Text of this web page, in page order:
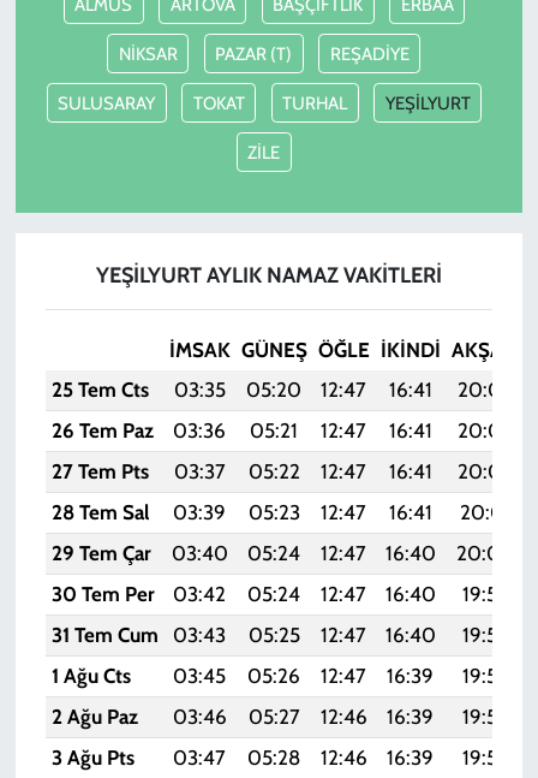
NİKSAR PAZAR (T) REŞADİYE
SULUSARAY TOKAT TURHAL YEŞİLYURT
ZİLE
YEŞİLYURT AYLIK NAMAZ VAKITLERI
İMSAK GÜNEŞ ÖĞLE İKINDI AKŞAM
25 Tem Cts
03:35 05:20 12:47 16:41 20:04
26 Tem Paz
03:36 05:21 12:47 16:41 20:03
27 Tem Pts
03:37 05:22 12:47 16:41 20:02
28 Tem Sal
03:39 05:23 12:47 16:41 20:01
29 Tem Çar
03:40 05:24 12:47 16:40 20:00
30 Tem Per
03:42 05:24 12:47 16:40 19:59
31 Tem Cum
03:43 05:25 12:47 16:40 19:58
1 Ağu Cts
03:45 05:26 12:47 16:39 19:57
2 Ağu Paz
03:46 05:27 12:46 16:39 19:56
3 Ağu Pts
03:47 05:28 12:46 16:39 19:55